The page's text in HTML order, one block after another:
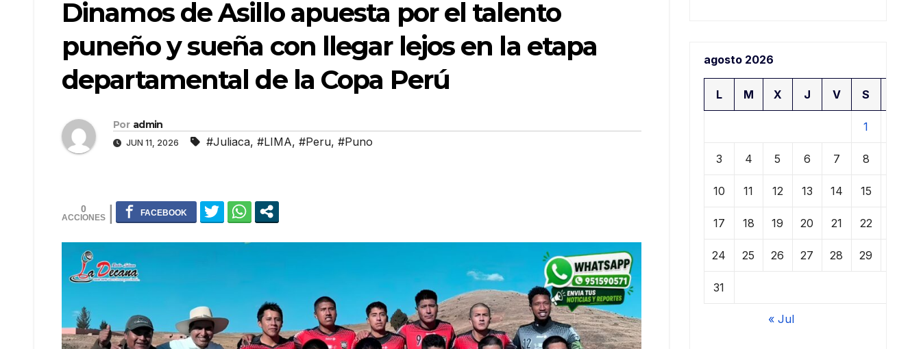
Dinamos de Asillo apuesta por el talento
puneño y sueña con llegar lejos en la etapa
departamental de la Copa Perú
Por admin
JUN 11, 2026 #Juliaca, #LIMA, #Peru, #Puno
0
agosto 2026
L M X J V S
1
3 4 5 6 7 8
10 11 12 13 14 15
17 18 19 20 21 22
24 25 26 27 28 29
31
« Jul